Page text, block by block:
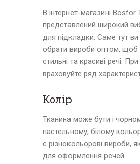
В інтернет-магазині Bosfor
представлений широкий
для підкладки. Саме тут
обрати вироби оптом, щоб
стильні та красиві речі.
враховуйте ряд
Колір
Тканина може бути і
пастельному, білому
є різнокольорові вироби,
для оформлення речей.